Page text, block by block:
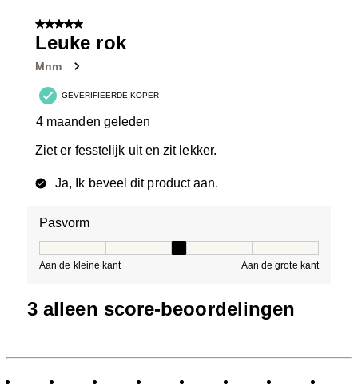
van
Beoordelingen.
5 van 5 sterren.
Leuke rok
Mnm
GEVERIFIEERDE KOPER
4 maanden geleden
Ziet er fesstelijk uit en zit lekker.
Ja, Ik beveel dit product aan.
Pasvorm
Aan de kleine kant Aan de grote kant
3 alleen score-beoordelingen